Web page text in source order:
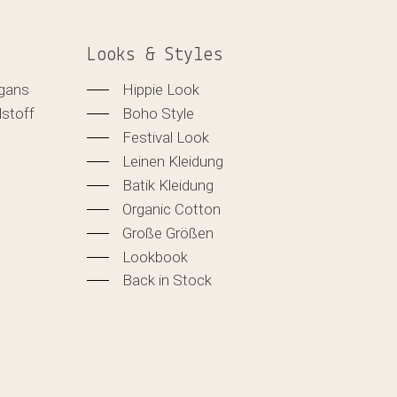
Looks & Styles
Hippie Look
Boho Style
Festival Look
Leinen Kleidung
Batik Kleidung
Organic Cotton
Große Größen
Lookbook
Back in Stock